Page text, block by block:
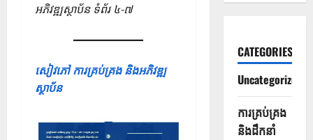
អភិវឌ្ឍស្ថាប័ន ទំព័រ ៤-៧
សៀវភៅ ការគ្រប់គ្រង និងអភិវឌ្ឍ
ស្ថាប័ន
CATEGORIES
Uncategorized
ការគ្រប់គ្រង
និងដឹកនាំ